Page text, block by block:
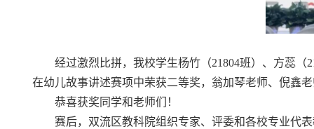
经过激烈比拼，我校学生杨竹（21804班）、方蕊
在幼儿故事讲述赛项中荣获二等奖，翁加琴老师、倪鑫
恭喜获奖同学和老师们！
赛后，双流区教科院组织专家、评委和各校专业代